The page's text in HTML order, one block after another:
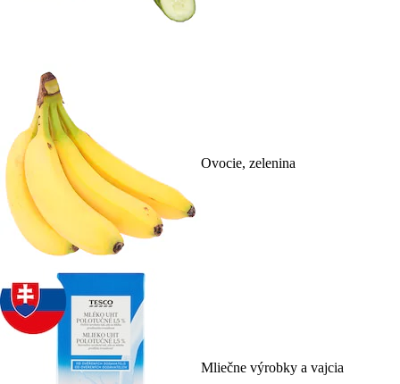
Ovocie, zelenina
Mliečne výrobky a vajcia